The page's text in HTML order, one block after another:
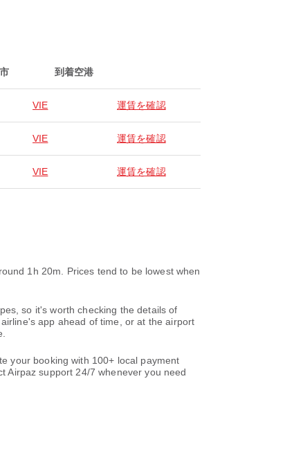
到着空港
VIE 運賃を確認
VIE 運賃を確認
VIE 運賃を確認
1h 20m. Prices tend to be lowest when
so it's worth checking the details of
app ahead of time, or at the airport
your booking with 100+ local payment
Airpaz support 24/7 whenever you need